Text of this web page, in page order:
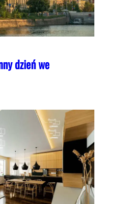
dzień we